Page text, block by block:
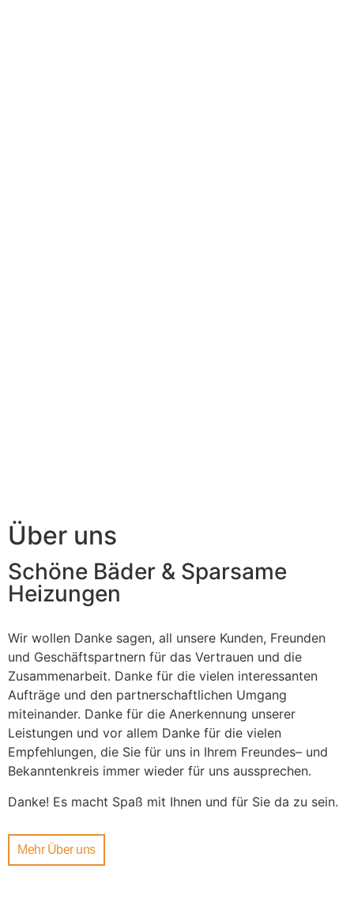
Über uns
Schöne Bäder & Sparsame
Heizungen
Wir wollen Danke sagen, all unsere Kunden, Freunden
und Geschäftspartnern für das Vertrauen und die
Zusammenarbeit. Danke für die vielen interessanten
Aufträge und den partnerschaftlichen Umgang
miteinander. Danke für die Anerkennung unserer
Leistungen und vor allem Danke für die vielen
Empfehlungen, die Sie für uns in Ihrem Freundes– und
Bekanntenkreis immer wieder für uns aussprechen.
Danke! Es macht Spaß mit Ihnen und für Sie da zu sein.
Mehr Über uns